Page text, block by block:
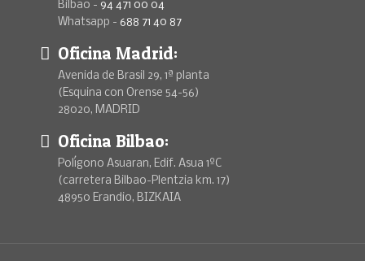
Bilbao - 94 471 00 04
Whatsapp - 688 71 40 87
Oficina Madrid:
Avenida de Brasil 29, 1ª planta
(Esquina con Orense 54-56)
28020, MADRID
Oficina Bilbao:
Polígono Asuaran, Edif. Asua 1ºC
(carretera Bilbao-Plentzia km. 17)
48950 Erandio, BIZKAIA